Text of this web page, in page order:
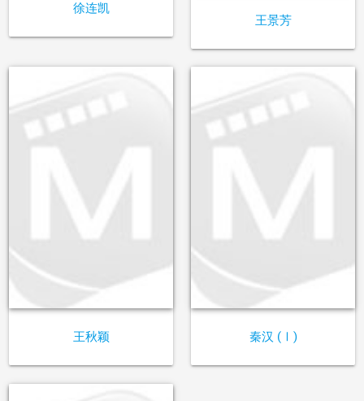
徐连凯
王景芳
王秋颖 秦汉 (Ⅰ)